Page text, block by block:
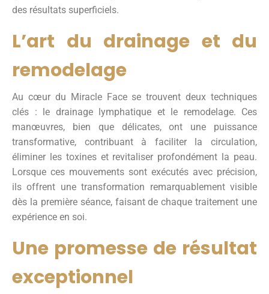
des résultats superficiels.
L’art du drainage et du
remodelage
Au cœur du Miracle Face se trouvent deux techniques
clés : le drainage lymphatique et le remodelage. Ces
manœuvres, bien que délicates, ont une puissance
transformative, contribuant à faciliter la circulation,
éliminer les toxines et revitaliser profondément la peau.
Lorsque ces mouvements sont exécutés avec précision,
ils offrent une transformation remarquablement visible
dès la première séance, faisant de chaque traitement une
expérience en soi.
Une promesse de résultat
exceptionnel